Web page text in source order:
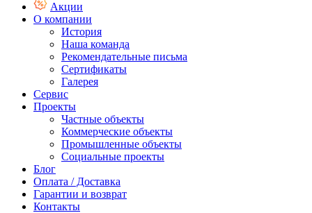
Акции
О компании
История
Наша команда
Рекомендательные письма
Сертификаты
Галерея
Сервис
Проекты
Частные объекты
Коммерческие объекты
Промышленные объекты
Социальные проекты
Блог
Оплата / Доставка
Гарантии и возврат
Контакты